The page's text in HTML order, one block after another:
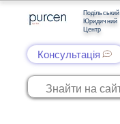
Подільський
Юридичний
Центр
Консультація